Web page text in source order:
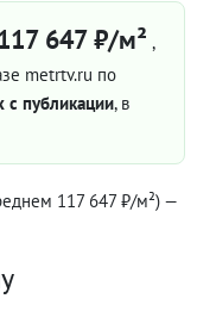
647 ₽/м² ,
metrtv.ru по
публикации, в
117 647 ₽/м²) —